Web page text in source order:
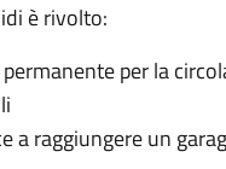
è rivolto:
per la
a raggiungere un